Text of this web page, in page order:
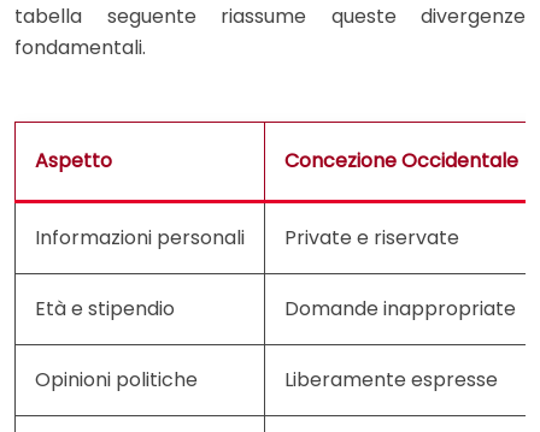
tabella seguente riassume queste divergenze
fondamentali.
Aspetto Concezione Occidentale
Informazioni personali Private e riservate
Età e stipendio Domande inappropriate
Opinioni politiche Liberamente espresse